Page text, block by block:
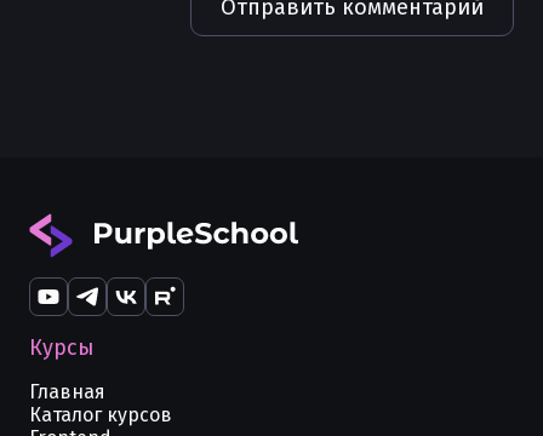
Каналы (channels) в Golang
Отправить комментарий
Курсы
Главная
Каталог курсов